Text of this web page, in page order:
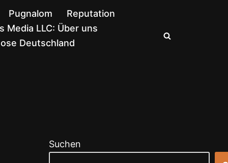
Pugnalom
Reputation
Media LLC: Über uns
Deutschland
Suchen